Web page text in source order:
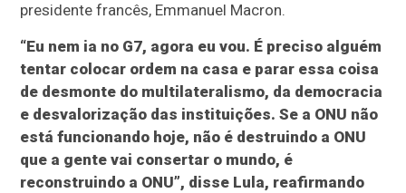
presidente francês, Emmanuel Macron.
“Eu nem ia no G7, agora eu vou. É preciso alguém
tentar colocar ordem na casa e parar essa coisa
de desmonte do multilateralismo, da democracia
e desvalorização das instituições. Se a ONU não
está funcionando hoje, não é destruindo a ONU
que a gente vai consertar o mundo, é
reconstruindo a ONU”, disse Lula, reafirmando